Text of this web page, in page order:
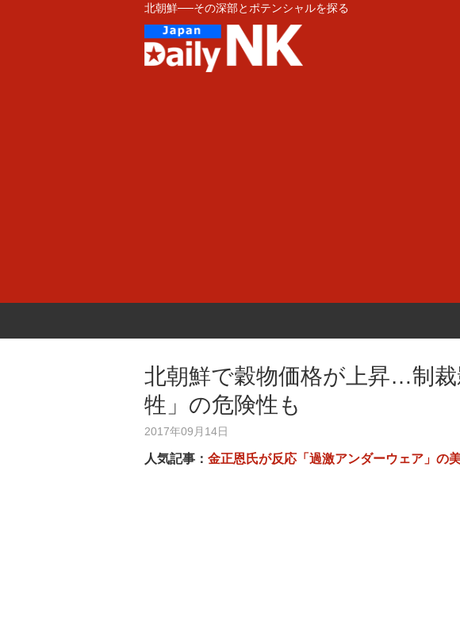
北朝鮮──その深部とポテンシャルを探る
北朝鮮で穀物価格が上昇…制
牲」の危険性も
2017年09月14日
人気記事： 金正恩氏が反応「過激アンダーウェア」の